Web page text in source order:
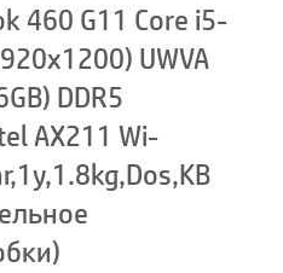
460 G11 Core i5-
UWVA
DDR5
AX211 Wi-